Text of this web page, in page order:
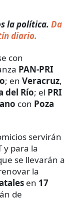
la política. Da
diario.
con
PAN-PRI
; en Veracruz,
del Río; el PRI
con Poza
servirán
y para la
se llevarán a
la
en 17
de